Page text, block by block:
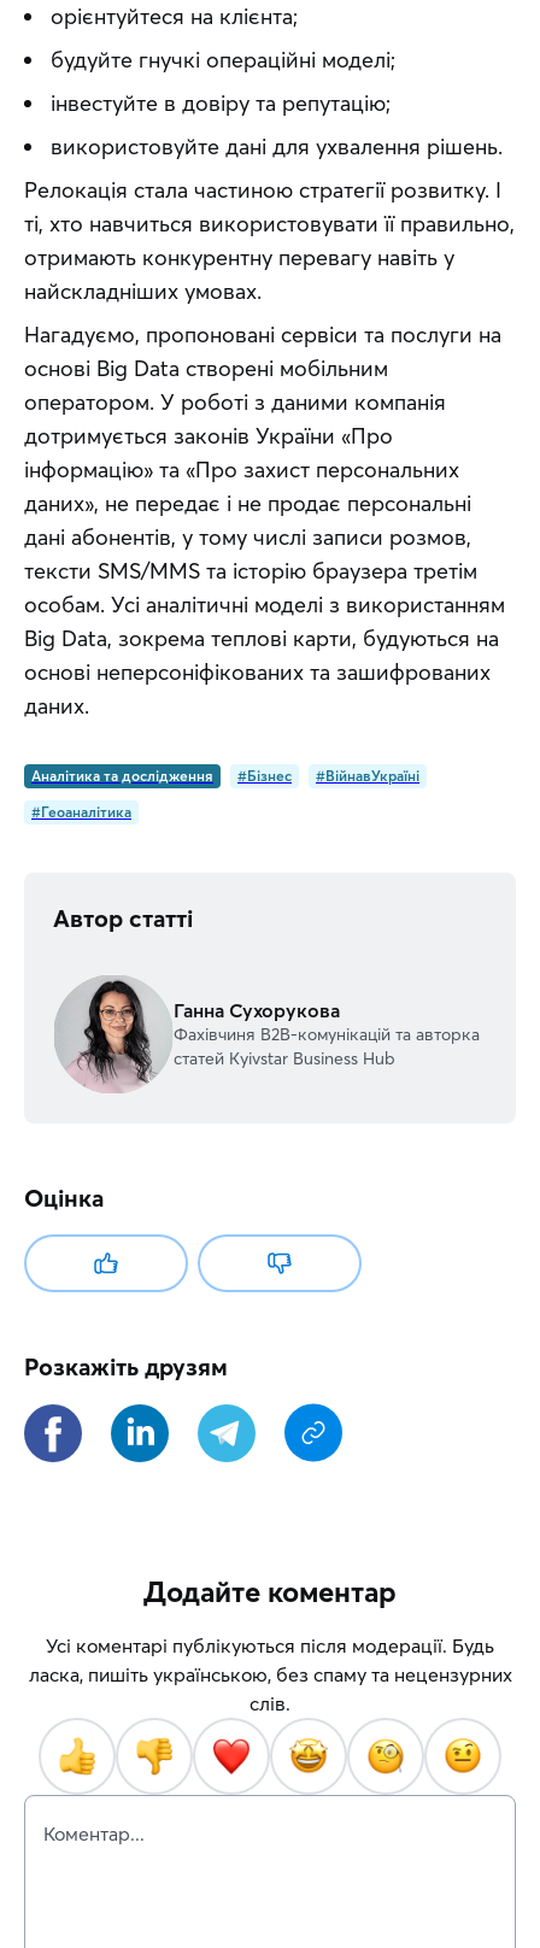
орієнтуйтеся на клієнта;
будуйте гнучкі операційні моделі;
інвестуйте в довіру та репутацію;
використовуйте дані для ухвалення рішень.
Релокація стала частиною стратегії розвитку. І
ті, хто навчиться використовувати її правильно,
отримають конкурентну перевагу навіть у
найскладніших умовах.
Нагадуємо, пропоновані сервіси та послуги на
основі Big Data створені мобільним
оператором. У роботі з даними компанія
дотримується законів України «Про
інформацію» та «Про захист персональних
даних», не передає і не продає персональні
дані абонентів, у тому числі записи розмов,
тексти SMS/MMS та історію браузера третім
особам. Усі аналітичні моделі з використанням
Big Data, зокрема теплові карти, будуються на
основі неперсоніфікованих та зашифрованих
даних.
Аналітика та дослідження #Бізнес
#ВійнавУкраїні
#Геоаналітика
Автор статті
Ганна Сухорукова
Фахівчиня В2В-комунікацій та авторка
статей Kyivstar Business Hub
Оцінка
Розкажіть друзям
Додайте коментар
Усі коментарі публікуються після модерації. Будь
ласка, пишіть українською, без спаму та нецензурних
слів.
Коментар...